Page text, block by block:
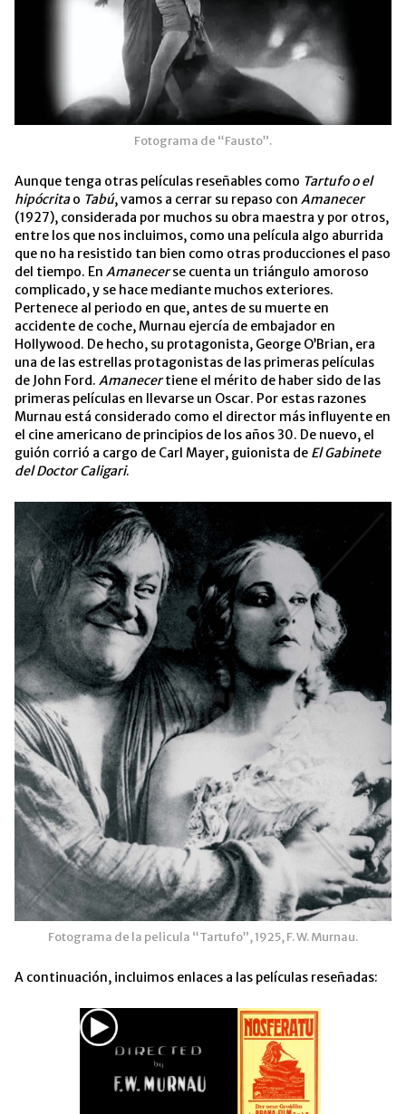
Fotograma de “Fausto”.
Aunque tenga otras películas reseñables como Tartufo o el
hipócritao Tabú, vamos a cerrar su repaso con Amanecer
(1927), considerada por muchos su obra maestra y por otros,
entre los que nos incluimos, como una película algo aburrida
que no ha resistido tan bien como otras producciones el paso
del tiempo. En Amanecerse cuenta un triángulo amoroso
complicado, y se hace mediante muchos exteriores.
Pertenece al periodo en que, antes de su muerte en
accidente de coche, Murnau ejercía de embajador en
Hollywood. De hecho, su protagonista, George O’Brian, era
una de las estrellas protagonistas de las primeras películas
de John Ford. Amanecertiene el mérito de haber sido de las
primeras películas en llevarse un Oscar. Por estas razones
Murnau está considerado como el director más influyente en
el cine americano de principios de los años 30. De nuevo, el
guión corrió a cargo de Carl Mayer, guionista de El Gabinete
del Doctor Caligari.
Fotograma de la pelicula “Tartufo”, 1925, F. W. Murnau.
A continuación, incluimos enlaces a las películas reseñadas: